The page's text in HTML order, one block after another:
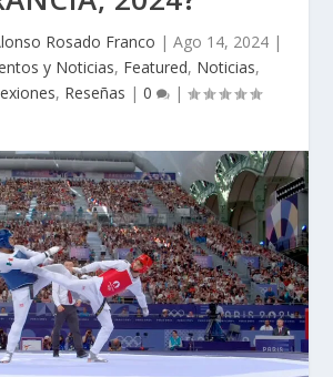
Rosado Franco | Ago 14, 2024|
y Noticias, Featured, Noticias,
, Reseñas | 0 |